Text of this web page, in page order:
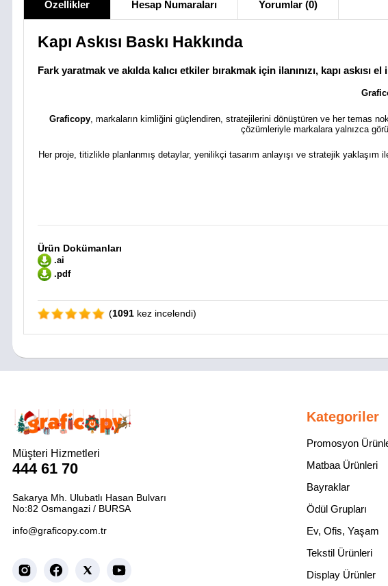
Özellikler Hesap Numaraları Yorumlar (0)
Kapı Askısı Baskı Hakkında
Fark yaratmak ve akılda kalıcı etkiler bırakmak için ilanınızı, kapı askısı
Graficopy, markaların kimliğini güçlendiren, stratejilerini dönüştüren ve her temas
çözümleriyle markalara yalnızca
Her proje, titizlikle planlanmış detaylar, yenilikçi tasarım anlayışı ve stratejik yaklaşım
Ürün Dokümanları
.ai
.pdf
(1091 kez incelendi)
Müşteri Hizmetleri
444 61 70
Sakarya Mh. Ulubatlı Hasan Bulvarı
No:82 Osmangazi / BURSA
info@graficopy.com.tr
Kategoriler
Promosyon
Matbaa Ürünleri
Bayraklar
Ödül Grupları
Ev, Ofis, Yaşam
Tekstil Ürünleri
Display Ürünler